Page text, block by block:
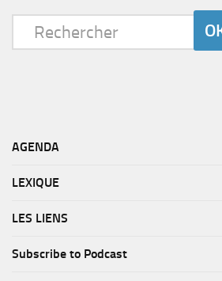
AGENDA
LEXIQUE
LES LIENS
Subscribe to Podcast